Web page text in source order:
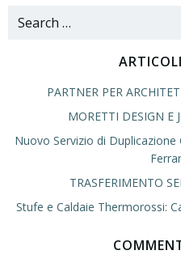
Search
PARTNER PER
MORETTI DESIGN E
Nuovo Servizio di
TRASFERIMENTO
Stufe e Caldaie Thermorossi: